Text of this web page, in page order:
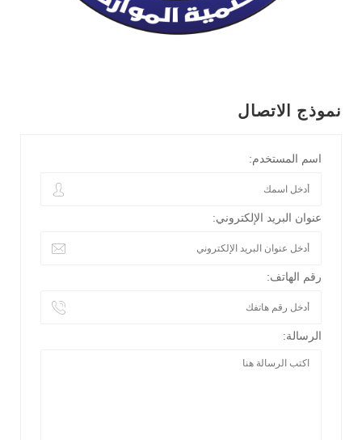
نموذج الاتصال
اسم المستخدم:
عنوان البريد الإلكتروني:
رقم الهاتف:
الرسالة: